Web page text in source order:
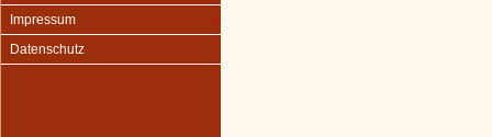
Impressum
Datenschutz